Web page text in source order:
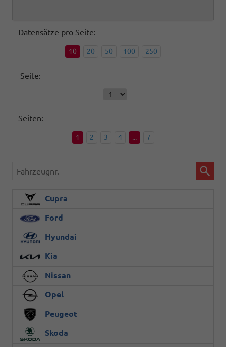
Datensätze pro Seite:
10 20 50 100 250
Seite:
Seiten:
1 2 3 4 ... 7
Fahrzeugnr.
Cupra
Ford
Hyundai
Kia
Nissan
Opel
Peugeot
Skoda